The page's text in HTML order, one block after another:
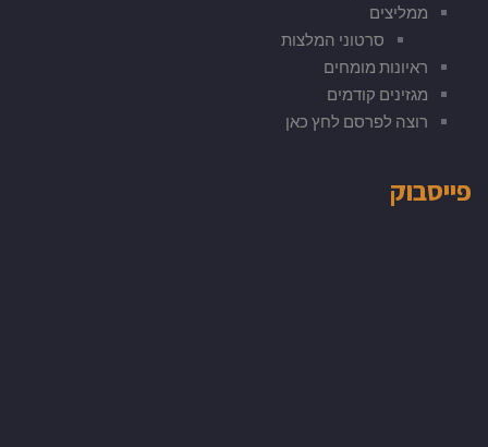
ממליצים
סרטוני המלצות
ראיונות מומחים
מגזינים קודמים
רוצה לפרסם לחץ כאן
פייסבוק